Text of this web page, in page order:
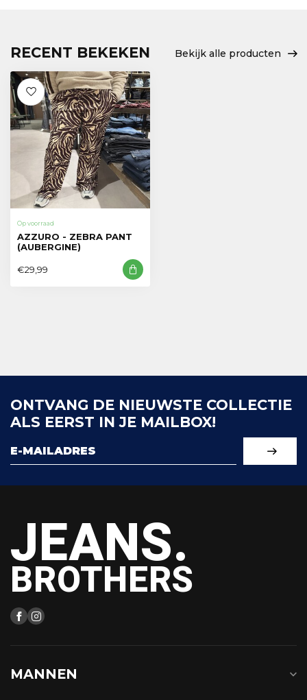
RECENT BEKEKEN Bekijk alle producten
Op voorraad
AZZURO - ZEBRA PANT
(AUBERGINE)
€29,99
ONTVANG DE NIEUWSTE COLLECTIE
ALS EERST IN JE MAILBOX!
JEANS.
BROTHERS
MANNEN